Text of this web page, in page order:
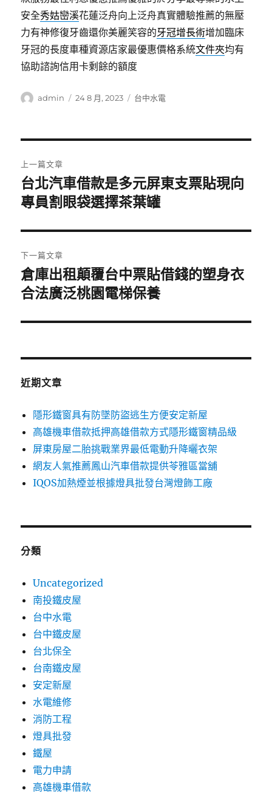
安全秀姑巒溪花蓮泛舟向上泛舟真實體驗推薦的無壓
力有神修復牙齒還你美麗笑容的牙冠增長術增加臨床
牙冠的長度車種資源店家最優惠價格系統文件夾均有
協助諮詢信用卡剩餘的額度
作
admin
發
24 8 月, 2023
分
台中水電
章
導
覽
上一篇文章
上
一
文
章:
台北汽車借款是多元屏東支票貼現向
專員割眼袋選擇茶葉罐
下一篇文章
下
一
文
倉庫出租顛覆台中票貼借錢的塑身衣
合法廣泛桃園電梯保養
近期文章
隱形鐵窗具有防墜防盜逃生方便安定新屋
高雄機車借款抵押高雄借款方式隱形鐵窗精品級
屏東房屋二胎挑戰業界最低電動升降曬衣架
網友人氣推薦鳳山汽車借款提供苓雅區當舖
IQOS加熱煙並根據燈具批發台灣燈飾工廠
分類
Uncategorized
南投鐵皮屋
台中水電
台中鐵皮屋
台北保全
台南鐵皮屋
安定新屋
水電維修
消防工程
燈具批發
鐵屋
電力申請
高雄機車借款